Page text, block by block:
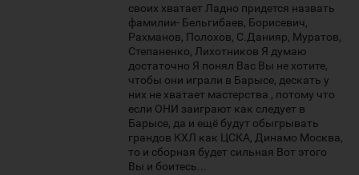
своих хватает Ладно придется назвать
фамилии- Бельгибаев, Борисевич,
Рахманов, Полохов, С.Данияр, Муратов,
Степаненко, Лихотников Я думаю
достаточно Я понял Вас Вы не хотите,
чтобы они играли в Барысе, дескать у
них не хватает мастерства , потому что
если ОНИ заиграют как следует в
Барысе, да и ещё будут обыгрывать
грандов КХЛ как ЦСКА, Динамо Москва,
то и сборная будет сильная Вот этого
Вы и боитесь...